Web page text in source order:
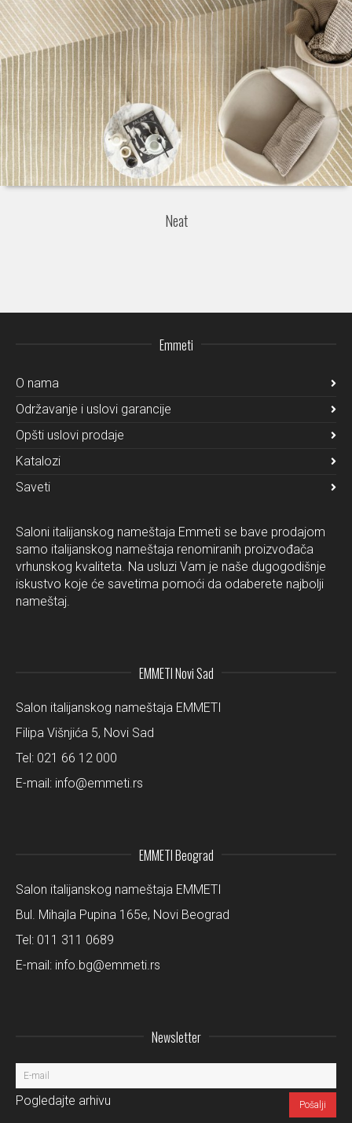
Neat
Emmeti
O nama
Održavanje i uslovi garancije
Opšti uslovi prodaje
Katalozi
Saveti
Saloni italijanskog nameštaja Emmeti se bave prodajom
samo italijanskog nameštaja renomiranih proizvođača
vrhunskog kvaliteta. Na usluzi Vam je naše dugogodišnje
iskustvo koje će savetima pomoći da odaberete najbolji
nameštaj.
EMMETI Novi Sad
Salon italijanskog nameštaja EMMETI
Filipa Višnjića 5, Novi Sad
Tel: 021 66 12 000
E-mail: info@emmeti.rs
EMMETI Beograd
Salon italijanskog nameštaja EMMETI
Bul. Mihajla Pupina 165e, Novi Beograd
Tel: 011 311 0689
E-mail: info.bg@emmeti.rs
Newsletter
Pogledajte arhivu